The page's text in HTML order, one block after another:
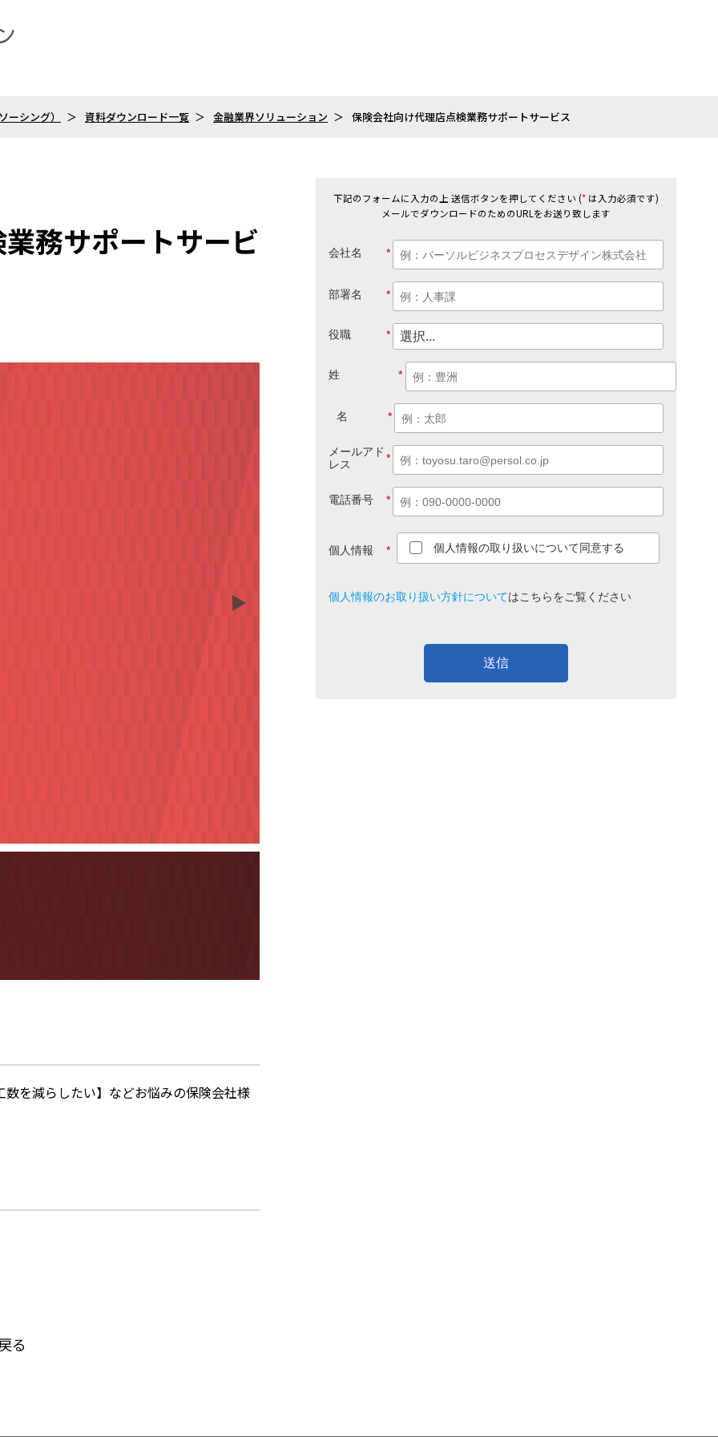
ーシング） 資料ダウンロード一覧 金融業界ソリューション 保険会社向け代理店点検業務サポートサービス
務サポートサービ
を減らしたい】などお悩みの保険会社様
る
下記のフォームに入力の上 送信ボタンを押してください (* は入力必須です)
メールでダウンロードのためのURLをお送り致します
*
会社名
*
部署名
*
役職
*
姓
*
名
*
メールアド
レス
*
電話番号
*
個人情報 個人情報の取り扱いについて同意する
個人情報のお取り扱い方針についてはこちらをご覧ください
送信